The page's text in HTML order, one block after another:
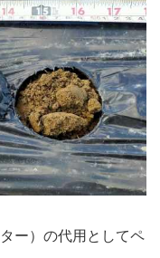
ー）の代用としてペ